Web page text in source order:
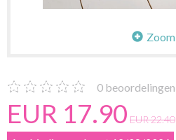
Zoom
0 beoordelingen
EUR 17.90 EUR 22.40